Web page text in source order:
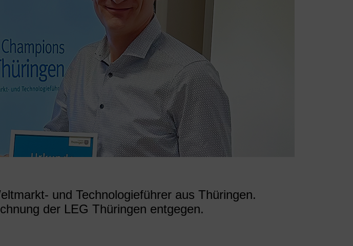
und Technologieführer aus Thüringen.
der LEG Thüringen entgegen.